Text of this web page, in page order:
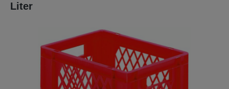
Liter
Bildergalerie überspringen